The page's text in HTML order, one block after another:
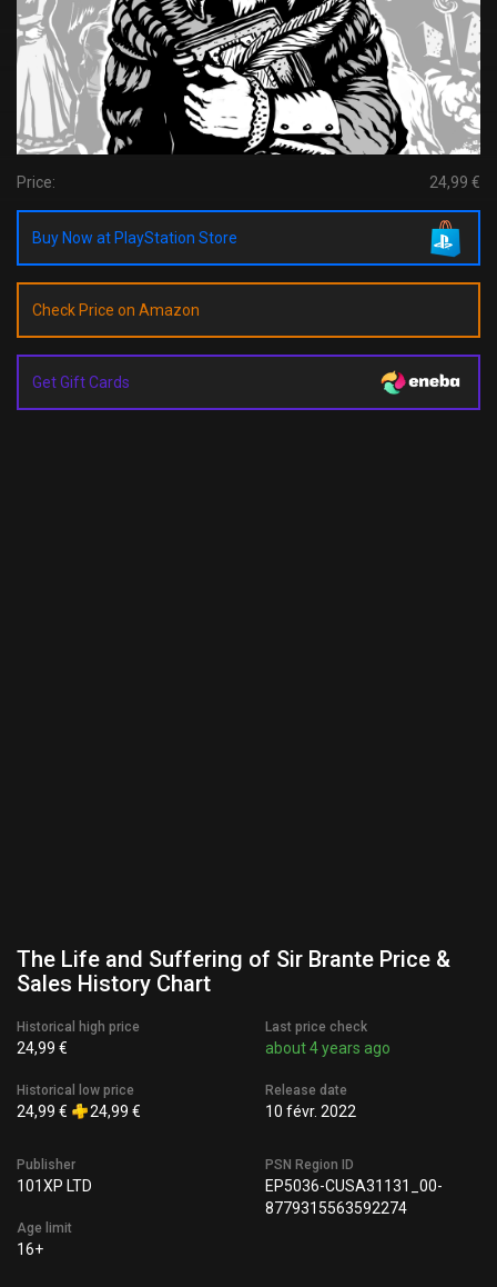
Price: 24,99 €
Buy Now at PlayStation Store
Check Price on Amazon
Get Gift Cards
The Life and Suffering of Sir Brante Price &
Sales History Chart
Historical high price
24,99 €
Historical low price
24,99 € 24,99 €
Last price check
about 4 years ago
Release date
10 févr. 2022
Publisher
101XP LTD
Age limit
16+
PSN Region ID
EP5036-CUSA31131_00-
8779315563592274